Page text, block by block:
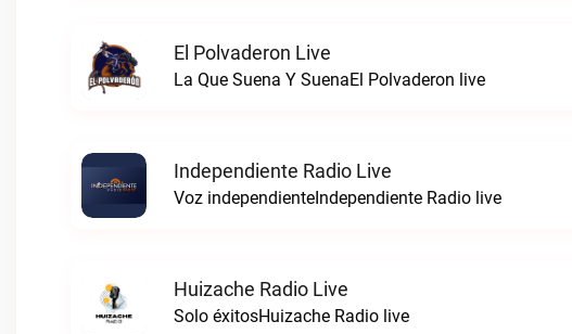
El Polvaderon Live
La Que Suena Y SuenaEl Polvaderon live
Independiente Radio Live
Voz independienteIndependiente Radio live
Huizache Radio Live
Solo éxitosHuizache Radio live